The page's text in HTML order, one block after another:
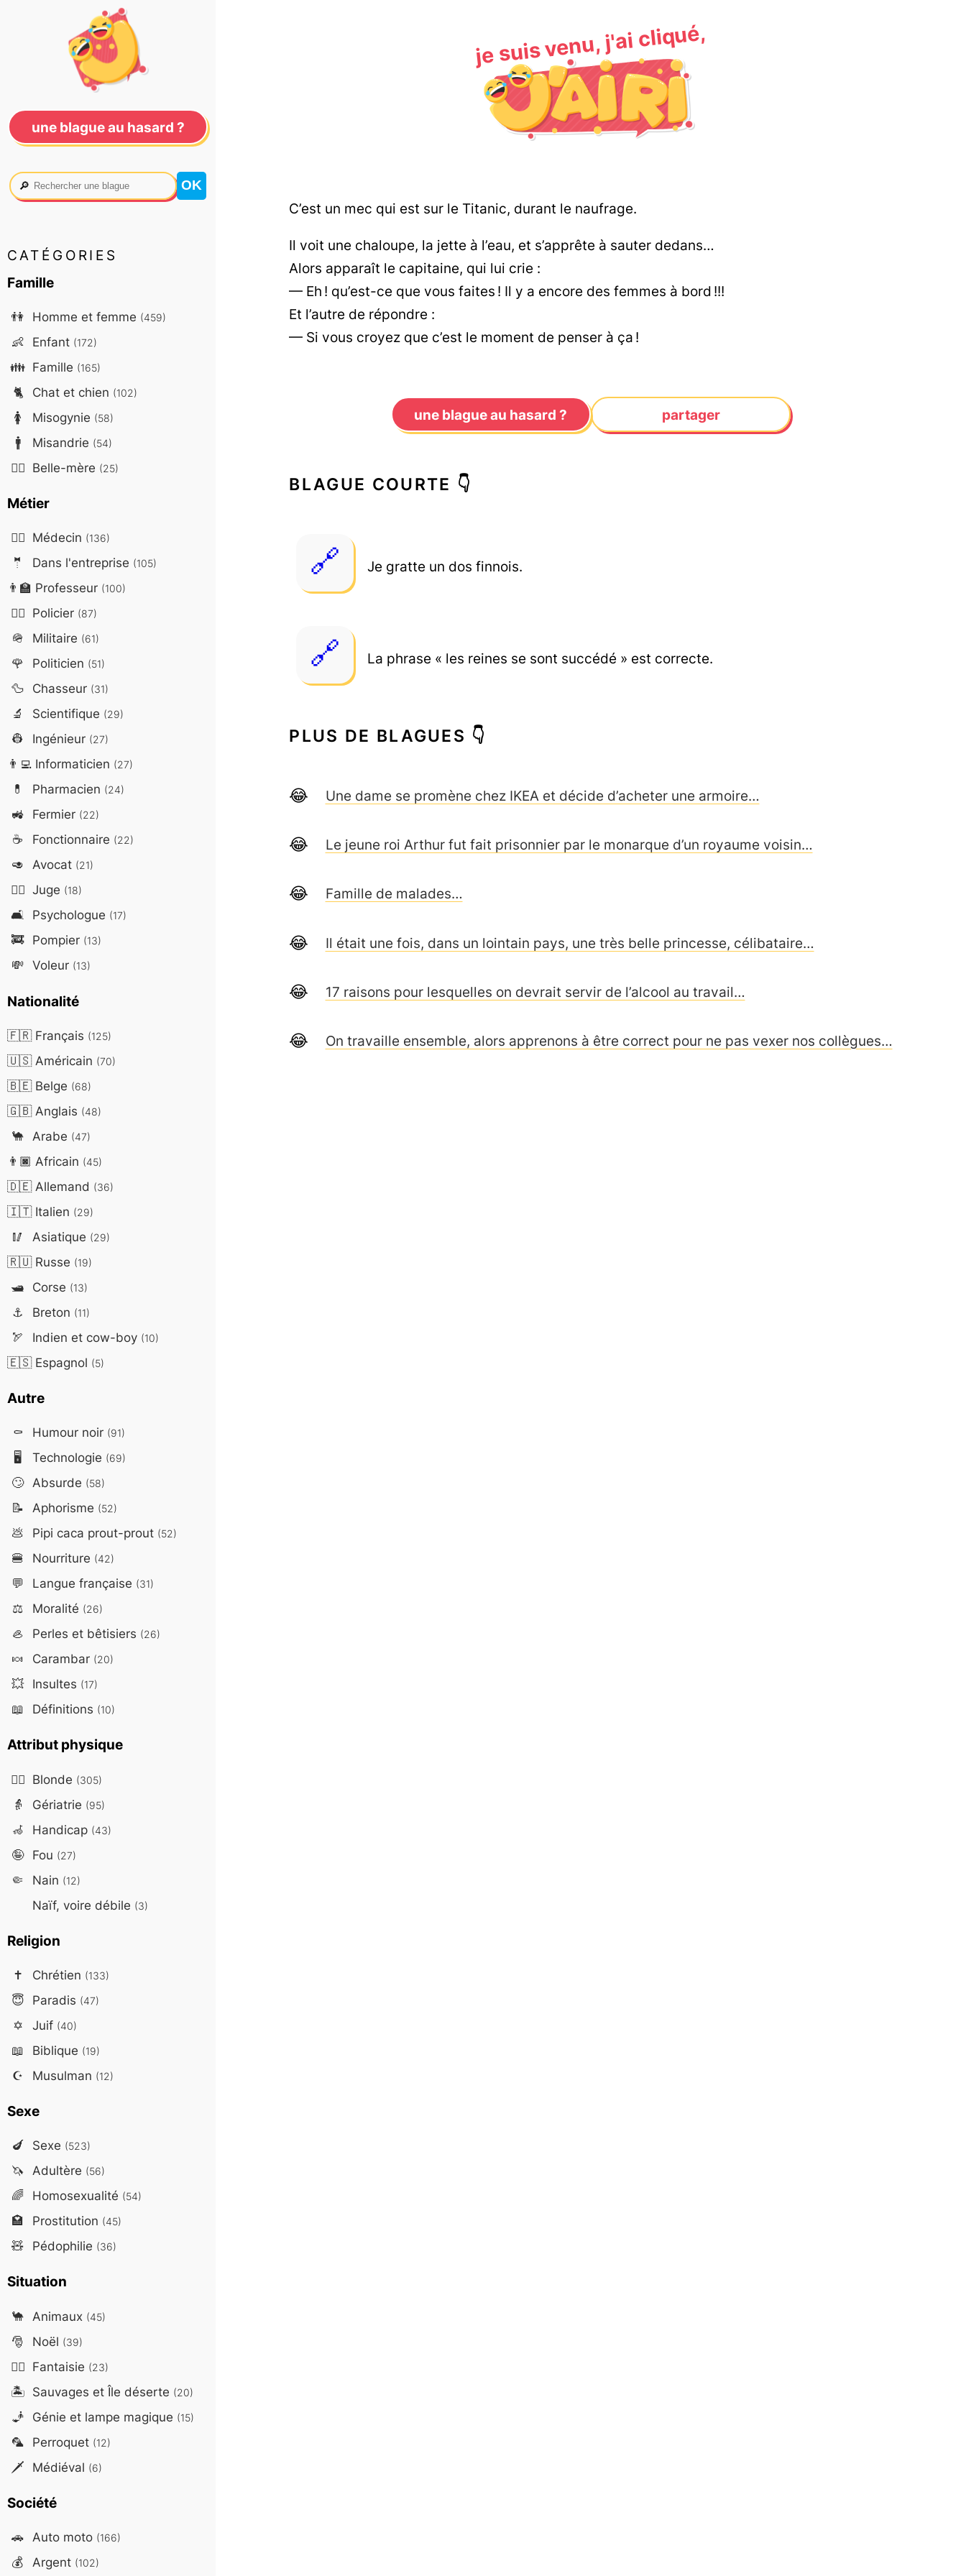
je suis venu, j'ai cliqué,
C’est un mec qui est sur le Titanic, durant le naufrage.
Il voit une chaloupe, la jette à l’eau, et s’apprête à sauter dedans…
Alors apparaît le capitaine, qui lui crie :
— Eh ! qu’est-ce que vous faites ! Il y a encore des femmes à bord !!!
Et l’autre de répondre :
— Si vous croyez que c’est le moment de penser à ça !
une blague au hasard ? partager
BLAGUE COURTE 👇
Je gratte un dos finnois.
La phrase « les reines se sont succédé » est correcte.
PLUS DE BLAGUES 👇
Une dame se promène chez IKEA et décide d’acheter une armoire…
Le jeune roi Arthur fut fait prisonnier par le monarque d’un royaume voisin…
Famille de malades…
Il était une fois, dans un lointain pays, une très belle princesse, célibataire…
17 raisons pour lesquelles on devrait servir de l’alcool au travail…
On travaille ensemble, alors apprenons à être correct pour ne pas vexer nos collègues…
une blague au hasard ?
🔎
CATÉGORIES
Famille
👫 Homme et femme (459)
👶 Enfant (172)
👪 Famille (165)
🐈 Chat et chien (102)
🚺 Misogynie (58)
🚹 Misandrie (54)
🤷‍♀️ Belle-mère (25)
Métier
👨‍⚕️ Médecin (136)
🤵 Dans l'entreprise (105)
👨‍🏫 Professeur (100)
👮‍♂️ Policier (87)
🪖 Militaire (61)
🌹 Politicien (51)
🦆 Chasseur (31)
🔬 Scientifique (29)
👷 Ingénieur (27)
👨‍💻Informaticien (27)
💊 Pharmacien (24)
🚜 Fermier (22)
☕ Fonctionnaire (22)
🥑 Avocat (21)
👨‍⚖️ Juge (18)
🛋️ Psychologue (17)
🚒 Pompier (13)
💸 Voleur (13)
Nationalité
🇫🇷Français (125)
🇺🇸Américain (70)
🇧🇪Belge (68)
🇬🇧Anglais (48)
🐪 Arabe (47)
👨🏿 Africain (45)
🇩🇪Allemand (36)
🇮🇹Italien (29)
🥢 Asiatique (29)
🇷🇺Russe (19)
🛥️ Corse (13)
⚓ Breton (11)
🏹 Indien et cow-boy (10)
🇪🇸Espagnol (5)
Autre
⚰️ Humour noir (91)
🖥️ Technologie (69)
🙄 Absurde (58)
📝 Aphorisme (52)
💩 Pipi caca prout-prout (52)
🍔 Nourriture (42)
💬 Langue française (31)
⚖️ Moralité (26)
🦪 Perles et bêtisiers (26)
🍬 Carambar (20)
💥 Insultes (17)
📖 Définitions (10)
Attribut physique
👱‍♀️ Blonde (305)
👵 Gériatrie (95)
🦽 Handicap (43)
🤪 Fou (27)
🤏 Nain (12)
Naïf, voire débile (3)
Religion
✝️ Chrétien (133)
😇 Paradis (47)
✡️ Juif (40)
📖 Biblique (19)
☪️ Musulman (12)
Sexe
🍆 Sexe (523)
🦄 Adultère (56)
🌈 Homosexualité (54)
🏩 Prostitution (45)
🧸 Pédophilie (36)
Situation
🐪 Animaux (45)
🎅 Noël (39)
🧙‍♂️ Fantaisie (23)
🏝️ Sauvages et Île déserte (20)
🧞 Génie et lampe magique (15)
🦜 Perroquet (12)
🗡️ Médiéval (6)
Société
🚗 Auto moto (166)
💰 Argent (102)